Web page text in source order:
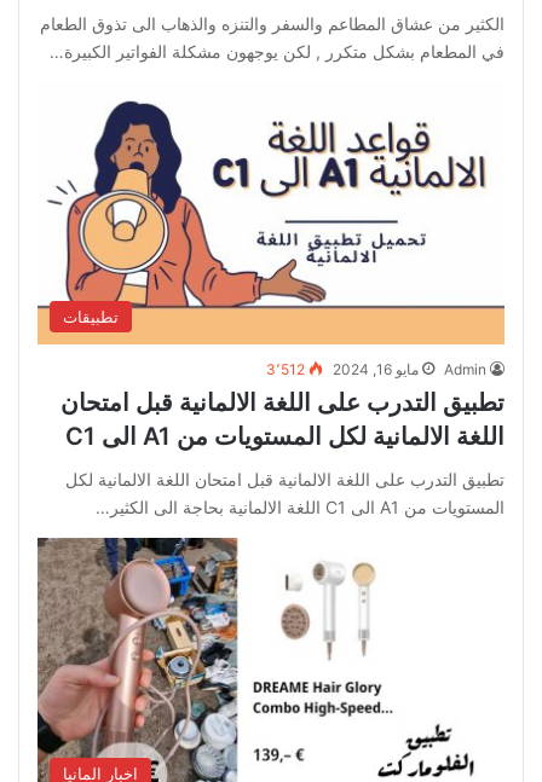
الكثير من عشاق المطاعم والسفر والتنزه والذهاب الى تذوق الطعام
في المطعام بشكل متكرر , لكن يوجهون مشكلة الفواتير الكبيرة…
تطبيقات
Admin مايو 16, 2024 3٬512
تطبيق التدرب على اللغة الالمانية قبل امتحان
اللغة الالمانية لكل المستويات من A1 الى C1
تطبيق التدرب على اللغة الالمانية قبل امتحان اللغة الالمانية لكل
المستويات من A1 الى C1 اللغة الالمانية بحاجة الى الكثير…
اخبار المانيا